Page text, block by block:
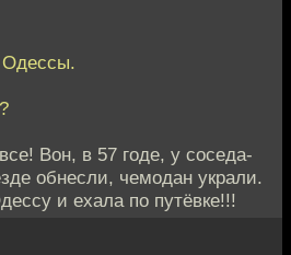
Одессы.
Вон, в 57 годе, у соседа-
обнесли, чемодан украли.
и ехала по путёвке!!!